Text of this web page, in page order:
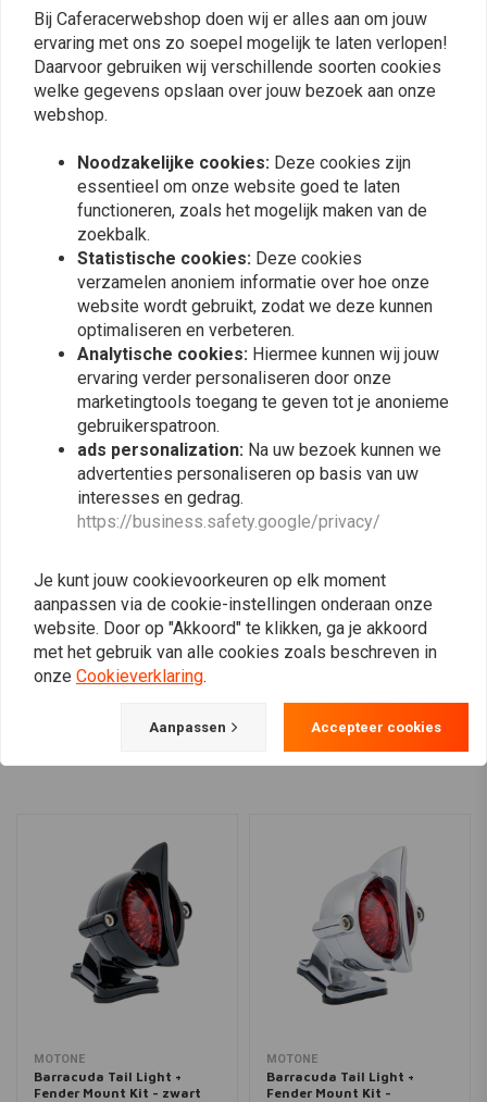
watt (x1res. X 1 indicator) of een geschikt RELAIS aan op
motorfietsen met een systeem van 10 watt.
Om het knipperen en de werking op motorfietsen met een 21 watt
systeem te veranderen, zijn 21 watt VERWARMINGSELEMENTEN
(1 res. X 2 knipperlichten/per zijde) nodig.
Bij motorfietsen met het originele LED-systeem is een technisch
onderzoek nodig om te bepalen wat er nodig is voor de werking
(weerstand of RELAIS).
Deze factoren zijn van toepassing op 99% van de motorfietsen
Bovendien hebben sommige motormodellen technische
eigenaardigheden die de evaluatie van speciale elektronische
adapters op individuele basis noodzakelijk maken. Voor een
regelmatige werking raden we aan om competente technische
assistentie te zoeken.
Om de AD HOC-INSTALLATIE af te ronden, raden we aan het
TECHNISCHE BLAD van uw motorfiets te raadplegen om te zien
of gerelateerde goederen zoals:
ADAPTER VOOR RIJEN (noodzakelijk voor montage van de
WEERSTAND (zie hierboven) (zie hierboven).
ADAPTERS VOOR KABEL (noodzakelijk om de indicatoren op het
originele systeem aan te sluiten zonder de originele kabels of
connectoren te hoeven wijzigen).
N1001/BSA, N1001/BSN, N1001/BSO,
N1001/BSR, N1001/BSU, N1001/BSV
Vergelijkbare producten
KELLERMANN
€88,51
BARRACUDA
een Kleur)
€10,95
MOTONE
Barracuda Tail Light +
Fender Mount Kit - zwart
MOTONE
Barracuda Tail Light +
Fender Mount Kit -
Bij Caferacerwebshop doen wij er alles aan om jouw
ervaring met ons zo soepel mogelijk te laten verlopen!
Daarvoor gebruiken wij verschillende soorten cookies
welke gegevens opslaan over jouw bezoek aan onze
webshop.
Noodzakelijke cookies: Deze cookies zijn
essentieel om onze website goed te laten
functioneren, zoals het mogelijk maken van de
zoekbalk.
Statistische cookies: Deze cookies
verzamelen anoniem informatie over hoe onze
website wordt gebruikt, zodat we deze kunnen
optimaliseren en verbeteren.
Analytische cookies: Hiermee kunnen wij jouw
ervaring verder personaliseren door onze
marketingtools toegang te geven tot je anonieme
gebruikerspatroon.
ads personalization: Na uw bezoek kunnen we
advertenties personaliseren op basis van uw
interesses en gedrag.
https://business.safety.google/privacy/
Je kunt jouw cookievoorkeuren op elk moment
aanpassen via de cookie-instellingen onderaan onze
website. Door op "Akkoord" te klikken, ga je akkoord
met het gebruik van alle cookies zoals beschreven in
onze Cookieverklaring.
Aanpassen Accepteer cookies